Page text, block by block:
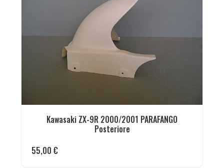
Kawasaki ZX-9R 2000/2001 PARAFANGO
Posteriore
55,00 €